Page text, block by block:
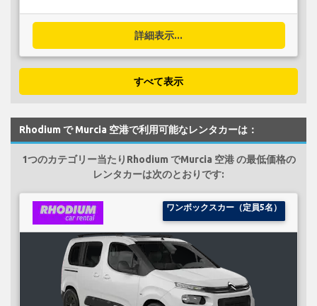
詳細表示...
すべて表示
Rhodium で Murcia 空港で利用可能なレンタカーは：
1つのカテゴリー当たりRhodium でMurcia 空港 の最低価格の
レンタカーは次のとおりです:
ワンボックスカー（定員5名）